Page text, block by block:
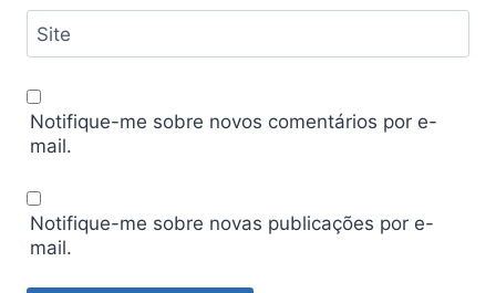
Site
Notifique-me sobre novos comentários por e-
mail.
Notifique-me sobre novas publicações por e-
mail.